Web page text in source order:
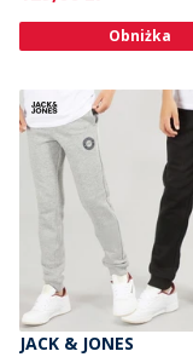
Obniżka
JACK & JONES